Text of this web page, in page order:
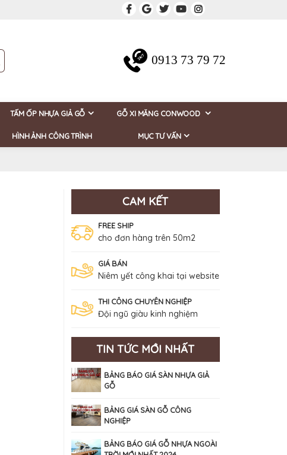
0913 73 79 72
TẤM ỐP NHỰA GIẢ GỖ GỖ XI MĂNG CONWOOD
HÌNH ẢNH CÔNG TRÌNH MỤC TƯ VẤN
CAM KẾT
FREE SHIP
cho đơn hàng trên 50m2
GIÁ BÁN
Niêm yết công khai tại website
THI CÔNG CHUYÊN NGHIỆP
Đội ngũ giàu kinh nghiệm
TIN TỨC MỚI NHẤT
BẢNG BÁO GIÁ SÀN NHỰA GIẢ
GỖ
BẢNG GIÁ SÀN GỖ CÔNG
NGHIỆP
BẢNG BÁO GIÁ GỖ NHỰA NGOÀI